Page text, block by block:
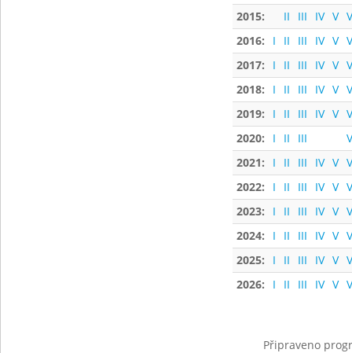
2015: II III IV V
2016:
I II III IV V
2017:
I II III IV V
2018:
I II III IV V
2019:
I II III IV V
2020:
I II III
2021:
I II III IV V
2022:
I II III IV V
2023:
I II III IV V
2024:
I II III IV V
2025:
I II III IV V
2026:
I II III IV V
Připraveno